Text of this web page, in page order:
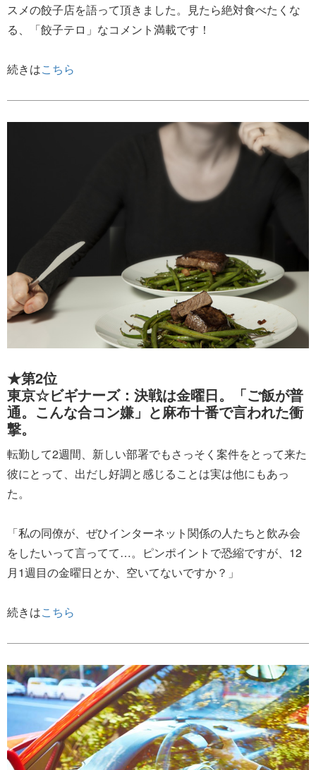
スメの餃子店を語って頂きました。見たら絶対食べたくな
る、「餃子テロ」なコメント満載です！
続きはこちら
★第2位
東京☆ビギナーズ：決戦は金曜日。「ご飯が普
通。こんな合コン嫌」と麻布十番で言われた衝
撃。
転勤して2週間、新しい部署でもさっそく案件をとって来た
彼にとって、出だし好調と感じることは実は他にもあっ
た。
「私の同僚が、ぜひインターネット関係の人たちと飲み会
をしたいって言ってて…。ピンポイントで恐縮ですが、12
月1週目の金曜日とか、空いてないですか？」
続きはこちら